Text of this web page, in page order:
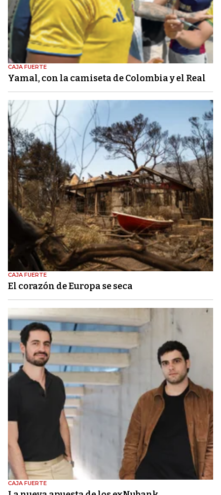
CAJA FUERTE
Yamal, con la camiseta de Colombia y el Real
CAJA FUERTE
El corazón de Europa se seca
CAJA FUERTE